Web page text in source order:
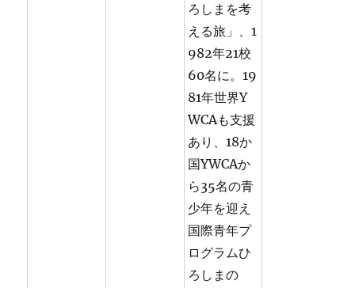
ろしまを考
える旅」、1
982年21校
60名に。19
81年世界Y
WCAも支援
あり、18か
国YWCAか
ら35名の青
少年を迎え
国際青年プ
ログラムひ
ろしまの